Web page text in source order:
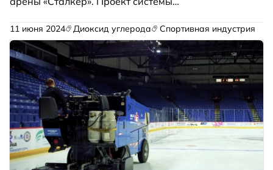
был реализован компанией «КриоФрост
Инжиниринг». Хотим поделиться с вами
видеообзором этого уникального спортивного
объекта, а также отзывами заказчика и
спортсменов.
11 июня 2024 Диоксид углерода Спортивная индустрия